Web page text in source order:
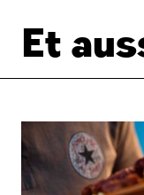
Et